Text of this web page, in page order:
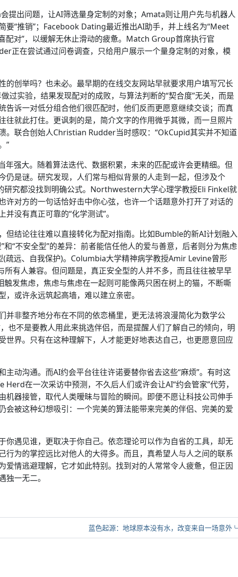
提出问题，让AI筛选量身定制的对象；Amata则让用户先与机器人
要“推销”；Facebook Dating最近推出AI助手，并上线名为“Meet
配对”，以缓解无休止滑动的疲惫。Match Group首席执行官
正在尝试通过问卷调查，只给用户展示一个量身定制的对象，模
的创举吗？也未必。最早期的在线交友网站早就要求用户填写冗长
过实验，结果发现配对的成败，与算法判断的“契合度”无关，而是
告诉一对低分组合他们很匹配时，他们反而更愿意继续交谈；而真
往就此打住。更讽刺的是，简介文字的作用微乎其微，而一旦照片
。联合创始人Christian Rudder当时感叹：“OkCupid其实并不知道
”
年强大。随着算法迭代、数据积累，未来的匹配或许会更精细。但
仍是谜。研究发现，人们常与相似背景的人走到一起，但涉及个
研究都没找到明确公式。Northwestern大学心理学教授Eli Finkel就
许对方的一句话恰好击中你心弦，也许一个话题意外打开了对话的
没有真正可靠的“化学测试”。
但结论往往难以直接转化为配对指南。比如Bumble的新AI计划融入
和“不安全型”的差异：前者能信任他人的爱与善意，后者则分为焦虑
(疏远、自我保护)。Columbia大学精神病学教授Amir Levine曾形
所有人兼容。但问题是，真正安全型的人并不多，而且往往被早早
触发焦虑，焦虑与焦虑在一起则可能像两只困在树上的猫，不断嘶
或许永远筑起高墙，难以建立亲密。
并非整齐地分布在不同的依恋桶里，更无法将浪漫简化为数学公
也不是要教人用此来挑选伴侣，而是提醒人们了解自己的倾向，明
世界。只有在这种理解下，人才能更好地表达自己，也更愿意回应
主动沟通。而AI约会平台往往许诺要替你省去这些“麻烦”。有时这
在一次采访中预测，不久后人们或许会让AI“约会管家”代劳，
机器接管，取代人类暧昧与冒险的瞬间。即便不愿让科技公司伸手
会被这种幻想吸引：一个完美的算法能带来完美的伴侣、完美的爱
你遇见谁，更取决于你自己。依恋理论可以作为自省的工具，却无
行为的掌控远比对他人的大得多。而且，真希望人与人之间的联系
爱情逃避理解，它才如此特别。找到对的人常常令人疲惫，但正因
独一无二。
蓝色起源：地球原本没有水，改变来自一场意外